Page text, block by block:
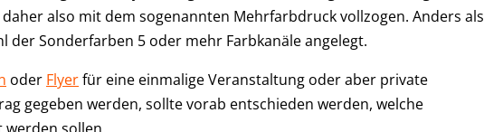
also mit dem sogenannten Mehrfarbdruck vollzogen. Anders als
der Sonderfarben 5 oder mehr Farbkanäle angelegt.
oder Flyerfür eine einmalige Veranstaltung oder aber private
gegeben werden, sollte vorab entschieden werden, welche